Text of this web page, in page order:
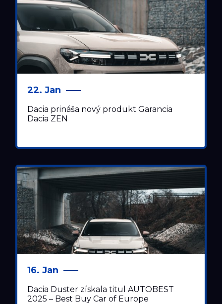
22. Jan
Dacia prináša nový produkt Garancia
Dacia ZEN
16. Jan
Dacia Duster získala titul AUTOBEST
2025 – Best Buy Car of Europe